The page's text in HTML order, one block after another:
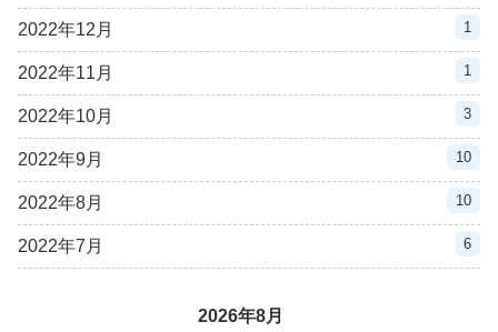
2022年12月 1
2022年11月 1
2022年10月 3
2022年9月 10
2022年8月 10
2022年7月 6
2026年8月